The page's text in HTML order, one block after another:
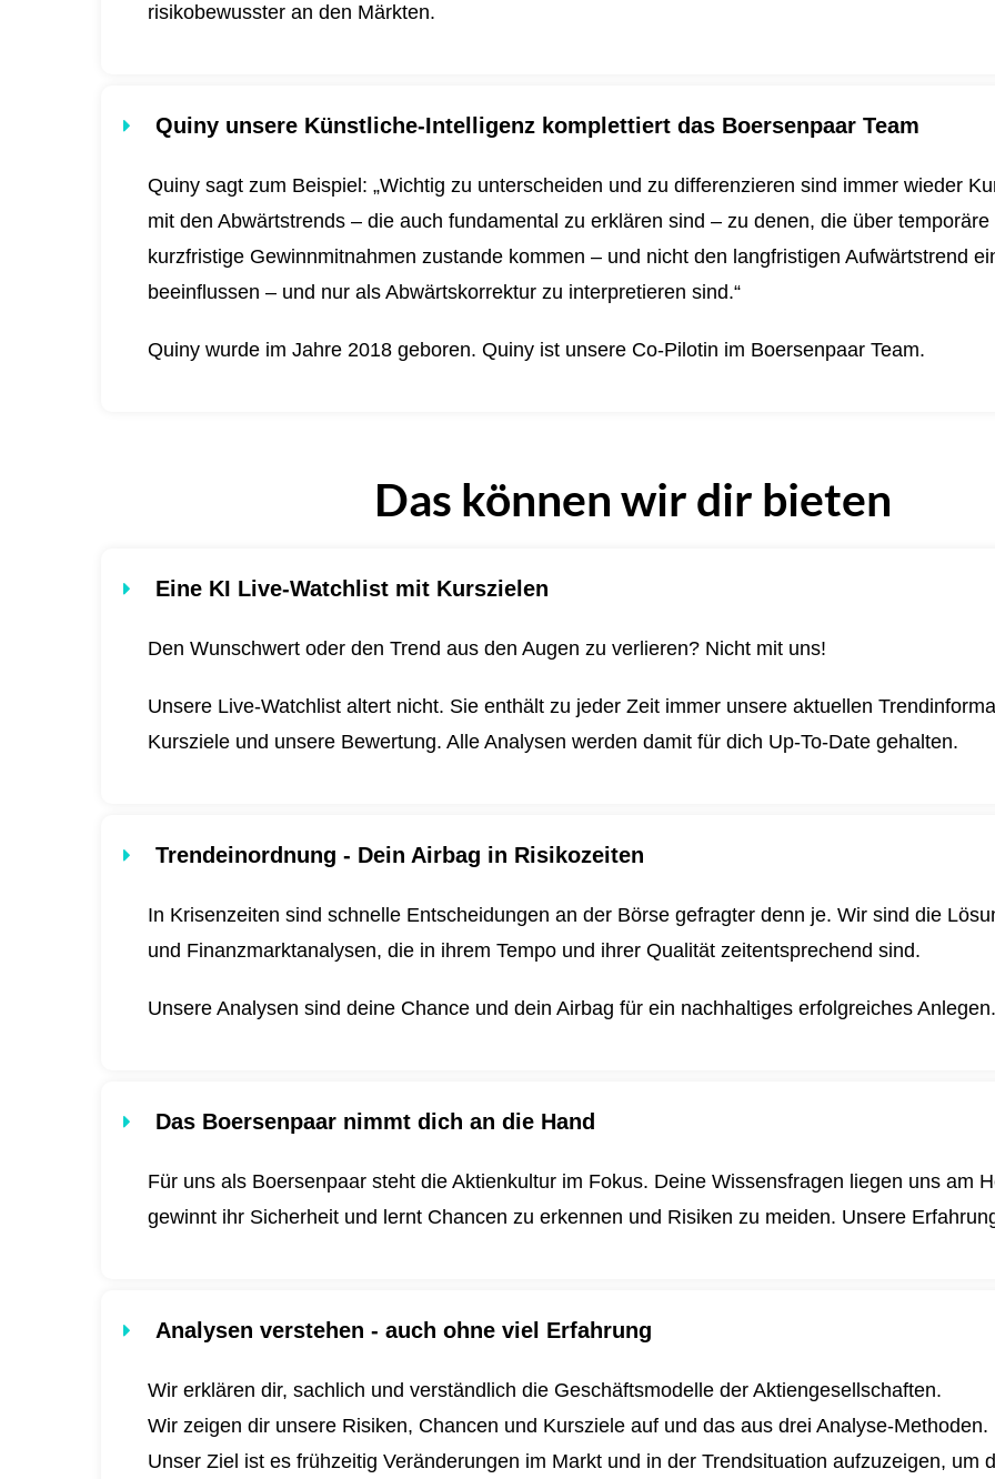
risikobewusster an den Märkten.
Quiny unsere Künstliche-Intelligenz komplettiert das Boersenpaar Team
Quiny sagt zum Beispiel: „Wichtig zu unterscheiden und zu differenzieren sind immer wieder
mit den Abwärtstrends – die auch fundamental zu erklären sind – zu denen, die über
kurzfristige Gewinnmitnahmen zustande kommen – und nicht den langfristigen Aufwärtstrend
beeinflussen – und nur als Abwärtskorrektur zu interpretieren sind.“
Quiny wurde im Jahre 2018 geboren.Quiny ist unsere Co-Pilotin im Boersenpaar Team.
Das können wir dir bieten
Eine KI Live-Watchlist mit Kurszielen
Den Wunschwert oder den Trend aus den Augen zu verlieren? Nicht mit uns!
Unsere Live-Watchlist altert nicht. Sie enthält zu jeder Zeit immer unsere aktuellen
Kursziele und unsere Bewertung. Alle Analysen werden damit für dich Up-To-Date gehalten.
Trendeinordnung - Dein Airbag in Risikozeiten
In Krisenzeiten sind schnelle Entscheidungen an der Börse gefragter denn je. Wir sind die
und Finanzmarktanalysen, die in ihrem Tempo und ihrer Qualität zeitentsprechend sind.
Unsere Analysen sind deine Chance und dein Airbag für ein nachhaltiges erfolgreiches Anlegen.
Das Boersenpaar nimmt dich an die Hand
Für uns als Boersenpaar steht die Aktienkultur im Fokus. Deine Wissensfragen liegen uns am
gewinnt ihr Sicherheit und lernt Chancen zu erkennen und Risiken zu meiden. Unsere
Analysen verstehen - auch ohne viel Erfahrung
Wir erklären dir, sachlich und verständlich die Geschäftsmodelle der Aktiengesellschaften.
Wir zeigen dir unsere Risiken, Chancen und Kursziele auf und das aus drei Analyse-Methoden.
Unser Ziel ist es frühzeitig Veränderungen im Markt und in der Trendsituation aufzuzeigen, um